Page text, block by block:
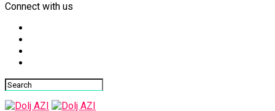
Connect with us